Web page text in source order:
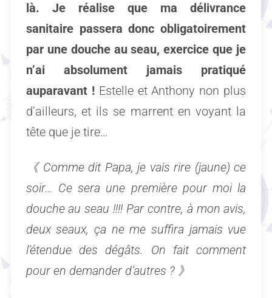
là. Je réalise que ma délivrance
sanitaire passera donc obligatoirement
par une douche au seau, exercice que je
n’ai absolument jamais pratiqué
auparavant !Estelle et Anthony non plus
d’ailleurs, et ils se marrent en voyant la
tête que je tire…
《 Comme dit Papa, je vais rire (jaune) ce
soir… Ce sera une première pour moi la
douche au seau !!!! Par contre, à mon avis,
deux seaux, ça ne me suffira jamais vue
l’étendue des dégâts. On fait comment
pour en demander d’autres ? 》